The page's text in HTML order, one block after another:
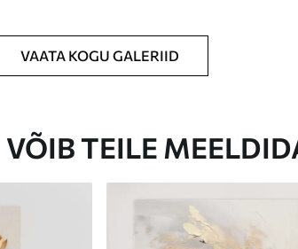
VAATA KOGU GALERIID
TEILE